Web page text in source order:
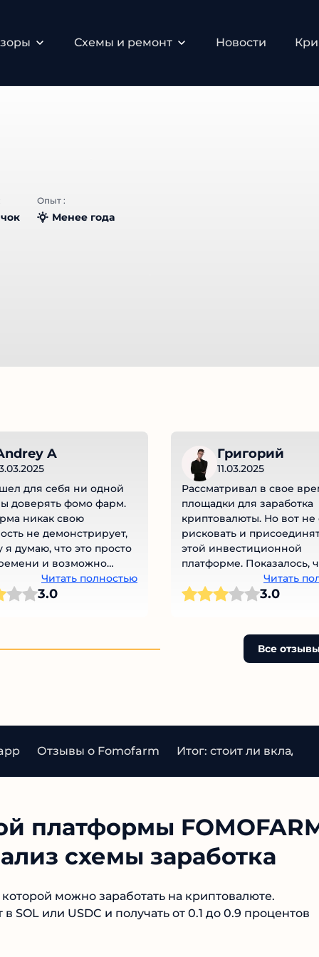
Схемы и ремонт Новости
Опыт :
Менее года
A
для себя ни одной
доверять фомо фарм.
никак свою
не демонстрирует,
я думаю, что это просто
и возможно
вообще не
Читать полностью
3.0
Григорий
11.03.2025
Рассматривал в свое
площадки для заработка
криптовалюты. Но вот не
рисковать и
этой инвестиционной
платформе. Показалось,
проект является каким-
лохотроном. И что
Читать
3.0
Все
Отзывы о Fomofarm Итог: стоит ли
платформы
схемы заработка
можно заработать на криптовалюте.
SOL или USDC и получать от 0.1 до 0.9 процентов